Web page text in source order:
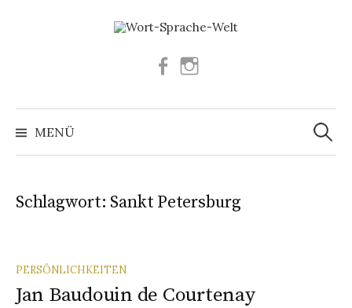
Facebook
MENÜ
Suchen
nach:
Schlagwort: Sankt Petersburg
PERSÖNLICHKEITEN
Jan Baudouin de Courtenay